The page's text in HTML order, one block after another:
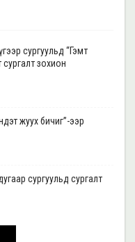
сургуульд “Гэмт
зохион
жуух бичиг”-ээр
сургуульд сургалт